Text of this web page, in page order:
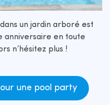
un jardin arboré est
anniversaire en toute
n’hésitez plus !
une pool party